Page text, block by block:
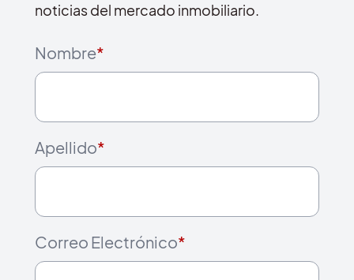
noticias del mercado inmobiliario.
Nombre*
Apellido*
Correo Electrónico*